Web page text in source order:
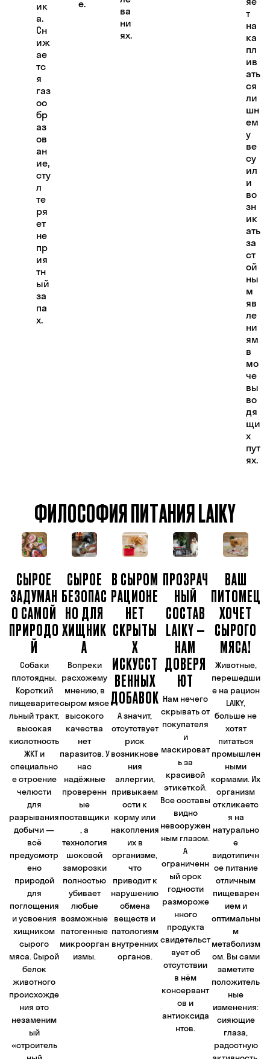
ик
а.
Сн
иж
ае
тс
я
газ
оо
бр
аз
ов
ан
ие,
сту
л
те
ря
ет
не
пр
ия
тн
ый
за
па
х.
е.
ва
ни
ях.
т
на
ка
пл
ив
ать
ся
ли
шн
ем
у
ве
су
ил
и
во
зн
ик
ать
за
ст
ой
ны
м
яв
ле
ни
ям
в
мо
че
вы
во
дя
щи
х
пут
ях.
ФИЛОСОФИЯ ПИТАНИЯ LAIKY
СЫРОЕ
ЗАДУМАН
О САМОЙ
ПРИРОДО
Й​
Собаки
плотоядны.
Короткий
пищеварите
льный тракт,
высокая
кислотность
ЖКТ и
специально
е строение
челюсти
для
разрывания
добычи —
всё
предусмотр
ено
природой
для
поглощения
и усвоения
хищником
сырого
мяса. Сырой
белок
животного
происхожде
ния это
незаменим
ый
«строитель
СЫРОЕ
БЕЗОПАС
НО ДЛЯ
ХИЩНИК
А
Вопреки
расхожему
мнению, в
сыром мясе
высокого
качества
нет
паразитов. У
нас
надёжные
проверенн
ые
поставщики
, а
технология
шоковой
заморозки
полностью
убивает
любые
возможные
патогенные
микроорган
измы.
В СЫРОМ
РАЦИОНЕ
НЕТ
СКРЫТЫ
Х
ИСКУССТ
ВЕННЫХ
ДОБАВОК
А значит,
отсутствует
риск
возникнове
ния
аллергии,
привыкаем
ости к
корму или
накопления
их в
организме,
что
приводит к
нарушению
обмена
веществ и
патологиям
внутренних
органов.
ПРОЗРАЧ
НЫЙ
СОСТАВ
LAIKY —
НАМ
ДОВЕРЯ
ЮТ
Нам нечего
скрывать от
покупателя
и
маскироват
ь за
красивой
этикеткой.
Все составы
видно
невооружен
ным глазом.
А
ограниченн
ый срок
годности
размороже
нного
продукта
свидетельст
вует об
отсутствии
в нём
консервант
ов и
антиоксида
нтов.
ВАШ
ПИТОМЕЦ
ХОЧЕТ
СЫРОГО
МЯСА!
Животные,
перешедши
е на рацион
LAIKY,
больше не
хотят
питаться
промышлен
ными
кормами. Их
организм
откликаетс
я на
натурально
е
видотипичн
ое питание
отличным
пищеварен
ием и
оптимальны
м
метаболизм
ом. Вы сами
заметите
положитель
ные
изменения:
сияющие
глаза,
радостную